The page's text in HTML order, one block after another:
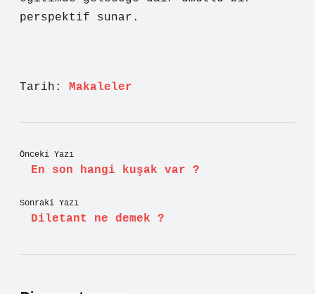
perspektif sunar.
Tarih: Makaleler
Önceki Yazı
En son hangi kuşak var ?
Sonraki Yazı
Diletant ne demek ?